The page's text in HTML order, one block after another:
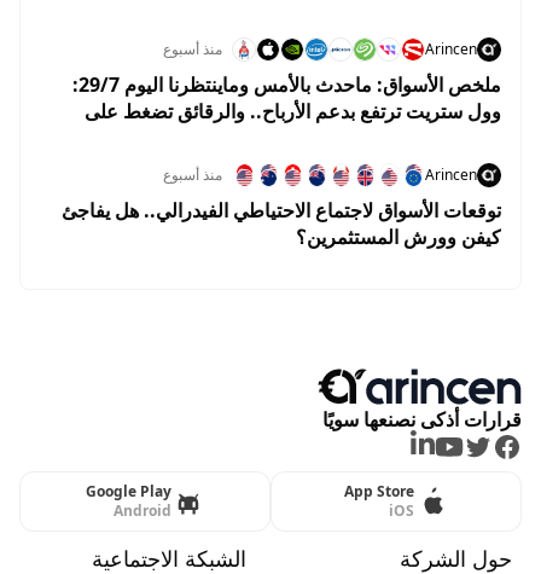
Arincen منذ أسبوع
ملخص الأسواق: ماحدث بالأمس وماينتظرنا اليوم 29/7:
وول ستريت ترتفع بدعم الأرباح.. والرقائق تضغط على
Arincen منذ أسبوع
توقعات الأسواق لاجتماع الاحتياطي الفيدرالي.. هل يفاجئ
كيفن وورش المستثمرين؟
قرارات أذكى نصنعها سويًا
Facebook
Twitter
Youtube
LinkedIn
App Store
iOS
Google Play
Android
حول الشركة الشبكة الاجتماعية